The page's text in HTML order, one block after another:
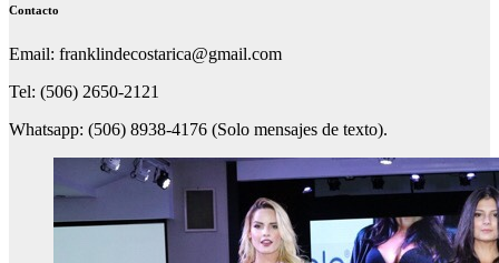
Contacto
Email: franklindecostarica@gmail.com
Tel: (506) 2650-2121
Whatsapp: (506) 8938-4176 (Solo mensajes de texto).